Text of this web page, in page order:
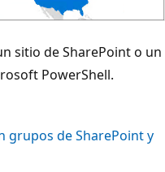
sitio de SharePoint o un
PowerShell.
grupos de SharePoint y